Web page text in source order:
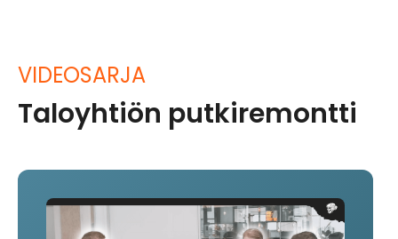
VIDEOSARJA
Taloyhtiön putkiremontti